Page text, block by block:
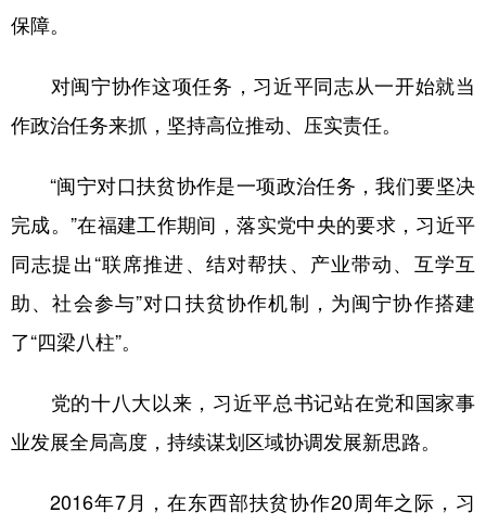
保障。
对闽宁协作这项任务，习近平同志从一开始就当
作政治任务来抓，坚持高位推动、压实责任。
“闽宁对口扶贫协作是一项政治任务，我们要坚决
完成。”在福建工作期间，落实党中央的要求，习近平
同志提出“联席推进、结对帮扶、产业带动、互学互
助、社会参与”对口扶贫协作机制，为闽宁协作搭建
了“四梁八柱”。
党的十八大以来，习近平总书记站在党和国家事
业发展全局高度，持续谋划区域协调发展新思路。
2016年7月，在东西部扶贫协作20周年之际，习